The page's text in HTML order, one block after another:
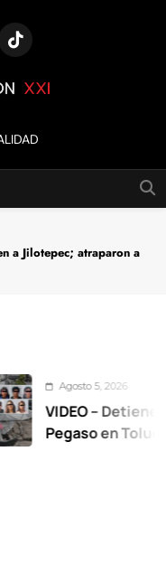
a Jilotepec; atraparon a
5, 2026
– Detienen a 17
en Toluca